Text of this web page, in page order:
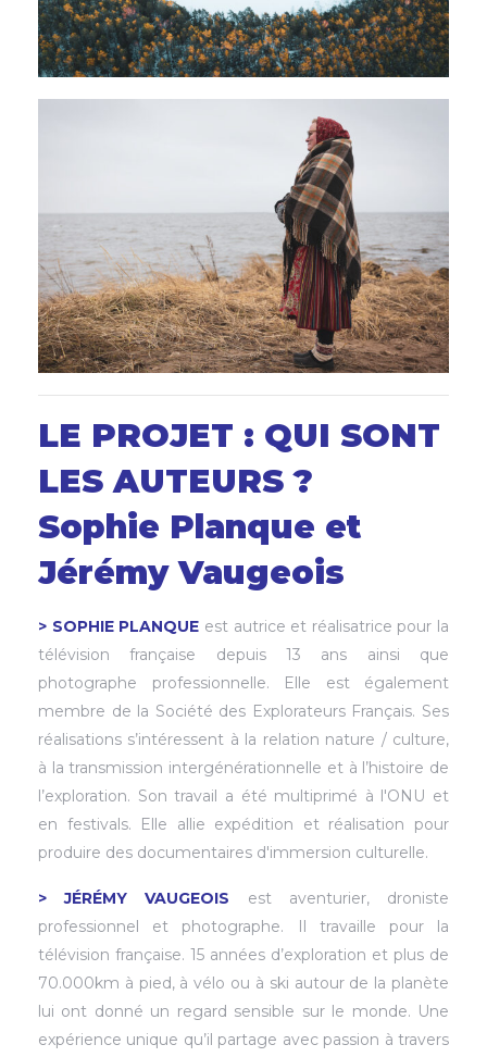
LE PROJET : QUI SONT
LES AUTEURS ?
Sophie Planque et
Jérémy Vaugeois
> SOPHIE PLANQUE est autrice et réalisatrice pour la
télévision française depuis 13 ans ainsi que
photographe professionnelle. Elle est également
membre de la Société des Explorateurs Français. Ses
réalisations s’intéressent à la relation nature / culture,
à la transmission intergénérationnelle et à l’histoire de
l’exploration. Son travail a été multiprimé à l'ONU et
en festivals. Elle allie expédition et réalisation pour
produire des documentaires d'immersion culturelle.
> JÉRÉMY VAUGEOIS
est aventurier, droniste
professionnel et photographe. Il travaille pour la
télévision française. 15 années d’exploration et plus de
70.000km à pied, à vélo ou à ski autour de la planète
lui ont donné un regard sensible sur le monde. Une
expérience unique qu’il partage avec passion à travers